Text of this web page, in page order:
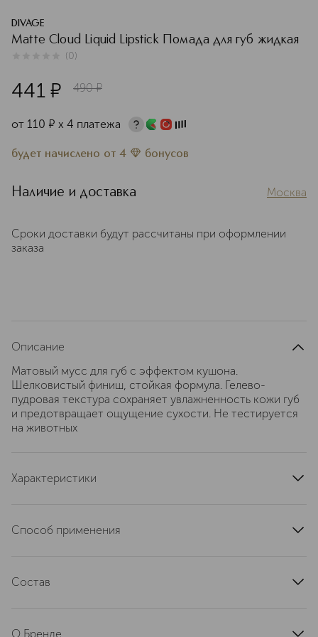
DIVAGE
Matte Cloud Liquid Lipstick Помада для губ жидкая
(0)
441 ¤ 490 ¤
от 110 ¤ х 4 платежа
будет начислено от 4 бонусов
Наличие и доставка Москва
Сроки доставки будут рассчитаны при оформлении
заказа
Описание
Матовый мусс для губ с эффектом кушона.
Шелковистый финиш, стойкая формула. Гелево-
пудровая текстура сохраняет увлажненность кожи губ
и предотвращает ощущение сухости. Не тестируется
на животных
Характеристики
область применения
артикул
7030336
Способ применения
пудровая текстура сохраняет увлажненность кожи губ
Состав
О Бренде